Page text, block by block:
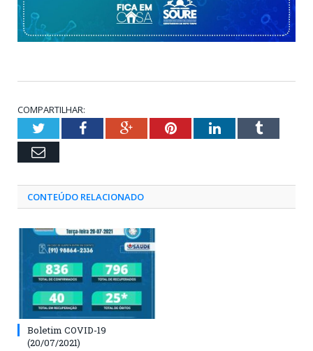
COMPARTILHAR:
TwitterFacebookGoogle+PinterestLinkedInTumblr
Email
CONTEÚDO RELACIONADO
Boletim COVID-19
(20/07/2021)